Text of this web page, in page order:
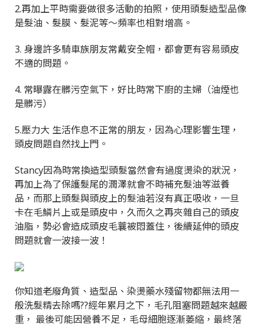
2.再加上平時需要做很多活動的拍照，使用頭髮造型品像
是髮油、髮膜、髮泥等～頻率也相對增高。
3. 身邊許多騎車族朋友常戴安全帽，都會更有容易頭皮
不適的問題。
4. 常曝露在髒污空氣下，好比時常下廚的主婦（油煙也
是髒污）
5.壓力大 生活作息不正常的朋友，因為心理影響生理，
頭皮問題自然找上門。
Stancy因為時常換造型頭髮當然會有過度燙染的狀況，
再加上為了保護髮尾的潤澤就會不時補充髮油等滋養
品，而那上頭髮與頭皮上的髮油若沒有真正吸收，一旦
卡在毛鱗片上或是頭皮中，久而久之再夾雜自己的頭皮
油脂，勢必會造成頭皮毛蘘被悶蓋住，後續延伸的頭皮
問題就會一波接一波！
你知道老廢角質、造型品、染燙藥水殘留物都無法用一
般洗髮精去除嗎??經年累月之下，毛孔阻塞問題越來越嚴
重， 最後可能因營養不足，毛母細胞逐漸萎縮，最終落